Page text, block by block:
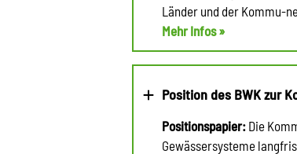
Länder und der Kommu-
Mehr Infos »
Position des BWK zur
Positionspapier: Die
Gewässersysteme